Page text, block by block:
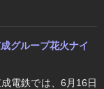
グループ花火ナイ
電鉄では、6月16日